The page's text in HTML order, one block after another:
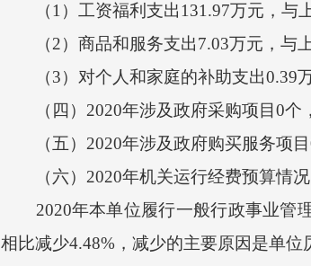
（1）工资福利支出131.97万元，与上
（2）商品和服务支出7.03万元，与上
（3）对个人和家庭的补助支出0.39万
（四）2020年涉及政府采购项目0个
（五）2020年涉及政府购买服务项目
（六）2020年机关运行经费预算情况
2020年本单位履行一般行政事业管理
相比减少4.48%，减少的主要原因是单位